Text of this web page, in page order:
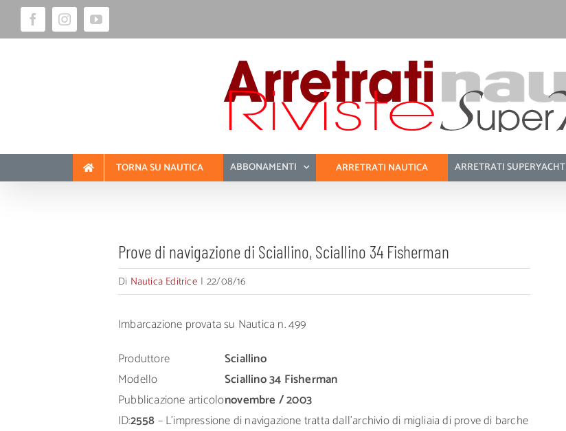
Salta
FacebookInstagramYouTube
TORNA SU NAUTICA ABBONAMENTI ARRETRATI NAUTICA ARRETRATI SUPERYACHT
Prove di navigazione di Sciallino, Sciallino 34 Fisherman
Di Nautica Editrice | 22/08/16
Imbarcazione provata su Nautica n. 499
Produttore
Sciallino
Modello
Sciallino 34 Fisherman
Pubblicazione articolonovembre / 2003
ID:2558– L’impressione di navigazione tratta dall’archivio di migliaia di prove di barche